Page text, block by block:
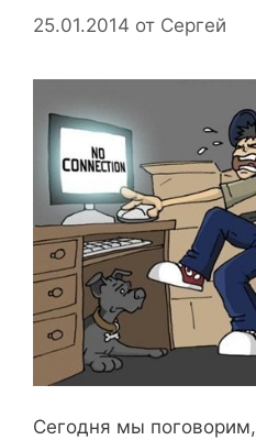
25.01.2014 от Сергей
Сегодня мы